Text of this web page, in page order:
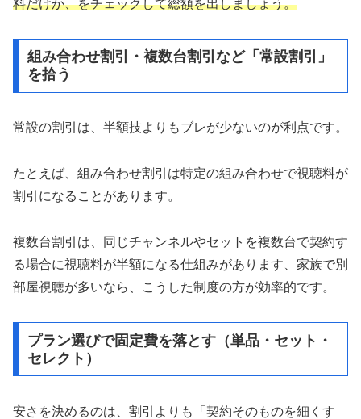
料だけか、をチェックして総額を出しましょう。
組み合わせ割引・複数台割引など「常設割引」
を拾う
常設の割引は、半額技よりもブレが少ないのが利点です。
たとえば、組み合わせ割引は特定の組み合わせで視聴料が
割引になることがあります。
複数台割引は、同じチャンネルやセットを複数台で契約す
る場合に視聴料が半額になる仕組みがあります、家族で別
部屋視聴が多いなら、こうした制度の方が効率的です。
プラン選びで固定費を落とす（単品・セット・
セレクト）
安さを決めるのは、割引よりも「契約そのものを細くす